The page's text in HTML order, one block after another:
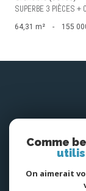
SUPERBE 3 PIÈCES +
64,31 m² - 155
Comme
On aimerait